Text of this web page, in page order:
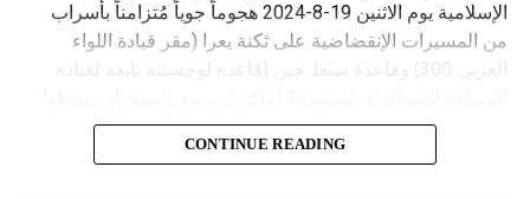
الإسلامية يوم الاثنين 19-8-2024 هجوماً جوياً مُتزامناً بأسراب
من المسيرات الإنقضاضية على ثكنة يعرا (مقر قيادة اللواء
الغربي 300) وقاعدة سنط جين (قاعدة لوجستية تابعة لقيادة
وجنودها وأصابت أهدافها بدقة وأوقعت فيهم عدداً من القتلى
CONTINUE READING